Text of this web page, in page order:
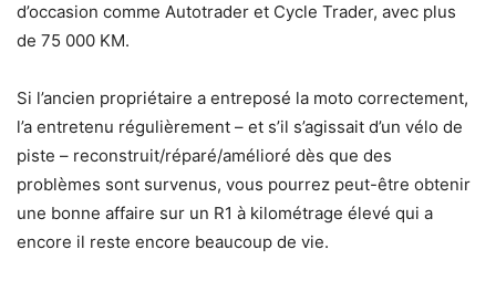
d’occasion comme Autotrader et Cycle Trader, avec plus
de 75 000 KM.
Si l’ancien propriétaire a entreposé la moto correctement,
l’a entretenu régulièrement – et s’il s’agissait d’un vélo de
piste – reconstruit/réparé/amélioré dès que des
problèmes sont survenus, vous pourrez peut-être obtenir
une bonne affaire sur un R1 à kilométrage élevé qui a
encore il reste encore beaucoup de vie.